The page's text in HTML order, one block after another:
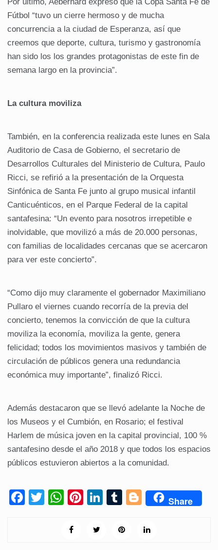
Fútbol “tuvo un cierre hermoso y de mucha
concurrencia a la ciudad de Esperanza, así que
creemos que deporte, cultura, turismo y gastronomía
han sido los los grandes protagonistas de este fin de
semana largo en la provincia”.
La cultura moviliza
También, en la conferencia realizada este lunes en Sala
Auditorio de Casa de Gobierno, el secretario de
Desarrollos Culturales del Ministerio de Cultura, Paulo
Ricci, se refirió a la presentación de la Orquesta
Sinfónica de Santa Fe junto al grupo musical infantil
Canticuénticos, en el Parque Federal de la capital
santafesina: “Un evento para nosotros irrepetible e
inolvidable, que movilizó a más de 20.000 personas,
con familias de localidades cercanas que se acercaron
para ver este concierto”.
“Como dijo muy claramente el gobernador Maximiliano
Pullaro el viernes cuando recorría de la previa del
concierto, tenemos la convicción de que la cultura
moviliza la economía, moviliza la gente, genera
felicidad; todos los movimientos masivos y también de
circulación de públicos genera una redundancia
económica muy importante”, finalizó Ricci.
Además destacaron que se llevó adelante la Noche de
los Museos y el Cumbión, en Rosario; el festival
Harlem de música joven en la capital provincial, 100 %
santafesino desde el año 2018 y que todos los espacios
públicos estuvieron abiertos a la comunidad.
F
T
W
at
Pi
er
Li
T
m
Bl
g
Share